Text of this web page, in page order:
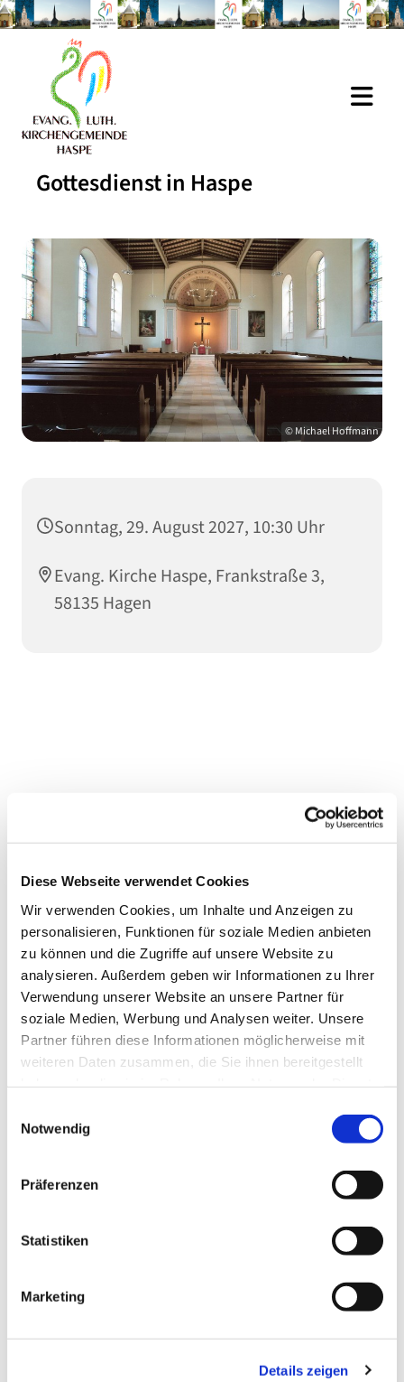
Diese Webseite verwendet Cookies
Wir verwenden Cookies, um Inhalte und Anzeigen zu
personalisieren, Funktionen für soziale Medien anbieten
zu können und die Zugriffe auf unsere Website zu
analysieren. Außerdem geben wir Informationen zu Ihrer
Verwendung unserer Website an unsere Partner für
soziale Medien, Werbung und Analysen weiter. Unsere
Partner führen diese Informationen möglicherweise mit
weiteren Daten zusammen, die Sie ihnen bereitgestellt
Notwendig
Präferenzen
Statistiken
Marketing
Details zeigen
Gottesdienst in Haspe
© Michael Hoffmann
Sonntag, 29. August 2027, 10:30 Uhr
Evang. Kirche Haspe, Frankstraße 3,
58135 Hagen
Dies könnte Sie auch
interessieren